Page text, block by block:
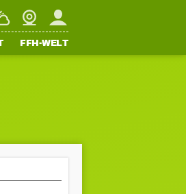
WebcamMein FFH
FFH-WELT